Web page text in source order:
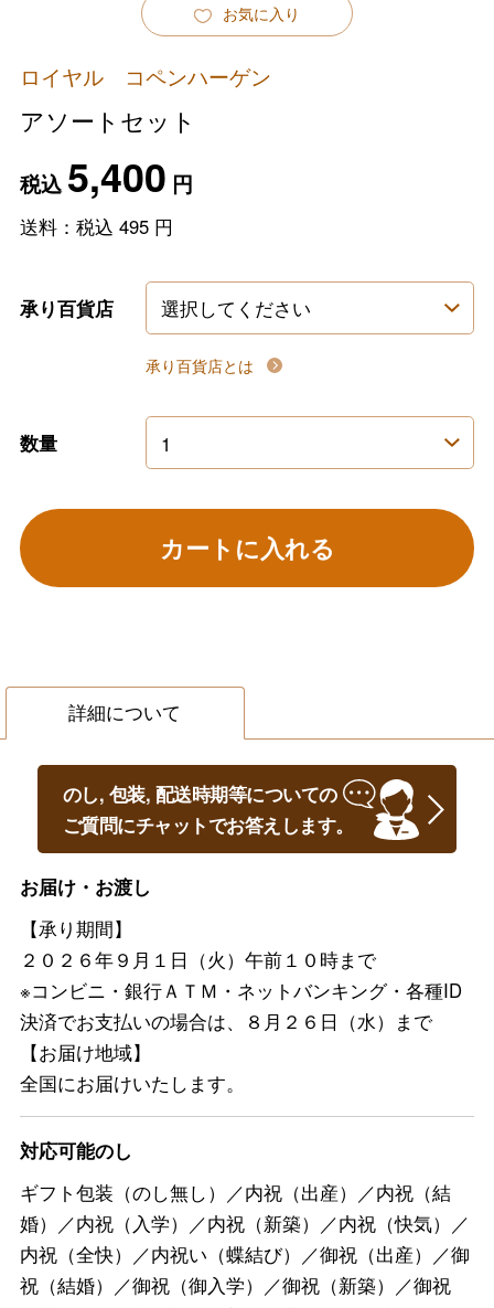
お気に入り
ロイヤル コペンハーゲン
アソートセット
税込5,400 円
送料：税込 495円
承り百貨店
承り百貨店とは
数量
カートに入れる
詳細について
のし, 包装, 配送時期等についての
ご質問にチャットでお答えします。
お届け・お渡し
【承り期間】
２０２６年９月１日（火）午前１０時まで
※コンビニ・銀行ＡＴＭ・ネットバンキング・各種ID
決済でお支払いの場合は、８月２６日（水）まで
【お届け地域】
全国にお届けいたします。
対応可能のし
ギフト包装（のし無し）／内祝（出産）／内祝（結
婚）／内祝（入学）／内祝（新築）／内祝（快気）／
内祝（全快）／内祝い（蝶結び）／御祝（出産）／御
祝（結婚）／御祝（御入学）／御祝（新築）／御祝